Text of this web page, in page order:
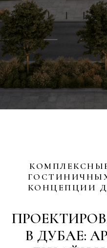
КОНЦЕПЦИИ
В ДУБАЕ: